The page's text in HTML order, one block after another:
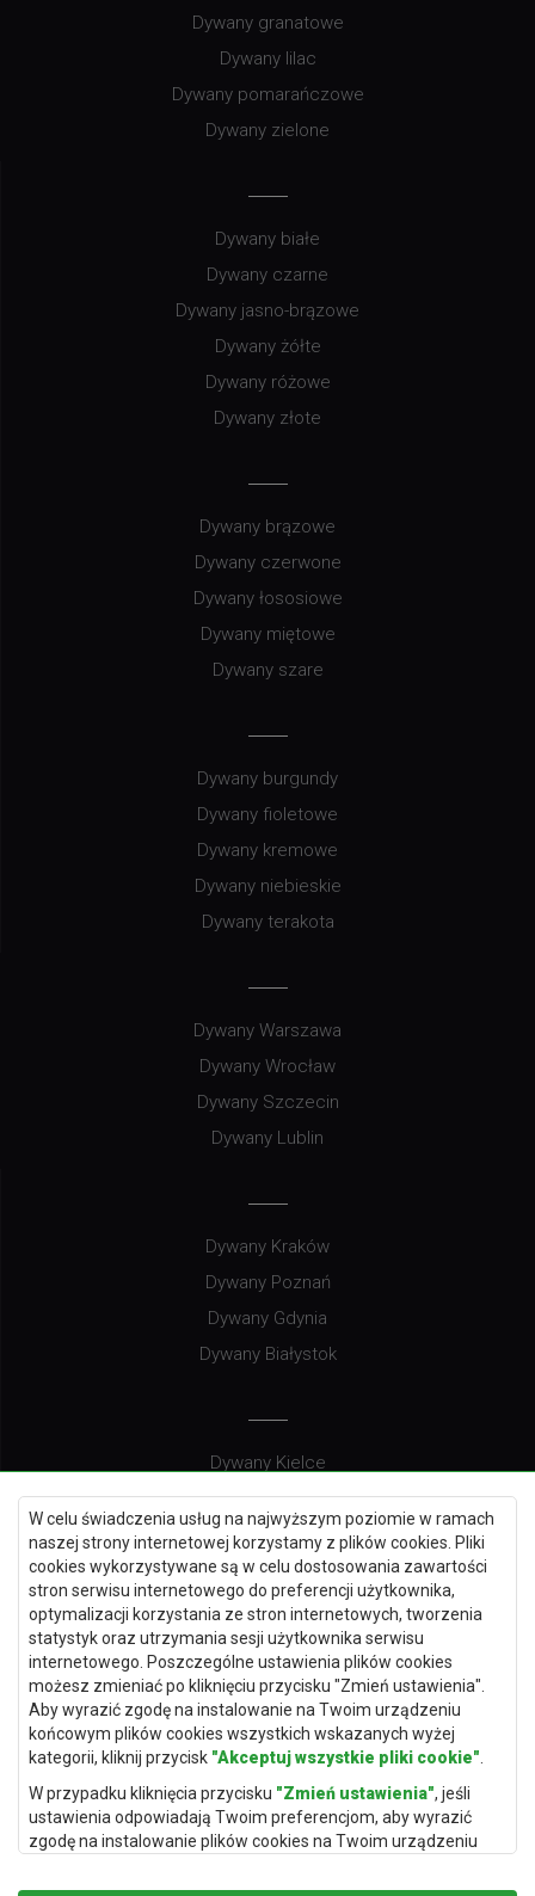
W celu świadczenia usług na najwyższym poziomie w ramach
naszej strony internetowej korzystamy z plików cookies. Pliki
cookies wykorzystywane są w celu dostosowania zawartości
stron serwisu internetowego do preferencji użytkownika,
optymalizacji korzystania ze stron internetowych, tworzenia
statystyk oraz utrzymania sesji użytkownika serwisu
internetowego. Poszczególne ustawienia plików cookies
możesz zmieniać po kliknięciu przycisku "Zmień ustawienia".
Aby wyrazić zgodę na instalowanie na Twoim urządzeniu
końcowym plików cookies wszystkich wskazanych wyżej
kategorii, kliknij przycisk "Akceptuj wszystkie pliki cookie"
W przypadku kliknięcia przycisku "Zmień ustawienia", jeśli
ustawienia odpowiadają Twoim preferencjom, aby wyrazić
zgodę na instalowanie plików cookies na Twoim urządzeniu
"Zapisz i zaakceptuj".
Dywany granatowe
Dywany lilac
Dywany pomarańczowe
Dywany zielone
Dywany białe
Dywany czarne
Dywany jasno-brązowe
Dywany żółte
Dywany różowe
Dywany złote
Dywany brązowe
Dywany czerwone
Dywany łososiowe
Dywany miętowe
Dywany szare
Dywany burgundy
Dywany fioletowe
Dywany kremowe
Dywany niebieskie
Dywany terakota
Dywany Warszawa
Dywany Wrocław
Dywany Szczecin
Dywany Lublin
Dywany Kraków
Dywany Poznań
Dywany Gdynia
Dywany Białystok
Dywany Kielce
Dywany Gdańsk
Dywany Toruń
Dywany Bydgoszcz
Dywany Łódź
Dywany Katowice
Dywany Rzeszów
Dywany Częstochowa